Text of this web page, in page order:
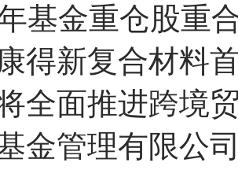
基金重仓股重
得新复合材料
全面推进跨境
金管理有限公